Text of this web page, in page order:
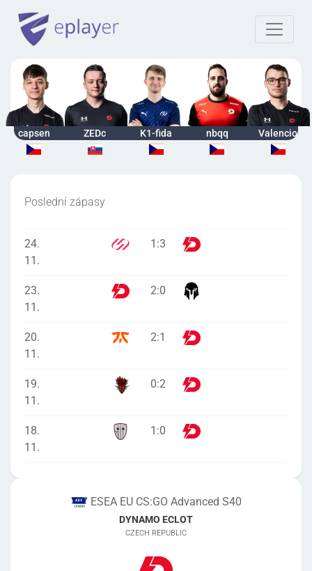
capsen ZEDc K1-fida nbqq Valencio
Poslední zápasy
24.
11.
1 :3
23.
11.
2:0
20.
11.
2:1
19.
11.
0:2
18.
11.
1 :0
ESEA EU CS:GO Advanced S40
DYNAMO ECLOT
CZECH REPUBLIC